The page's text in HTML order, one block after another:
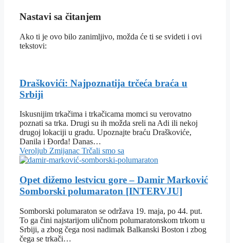
Nastavi sa čitanjem
Ako ti je ovo bilo zanimljivo, možda će ti se svideti i ovi
tekstovi:
Draškovići: Najpoznatija trčeća braća u
Srbiji
Iskusnijim trkačima i trkačicama momci su verovatno
poznati sa trka. Drugi su ih možda sreli na Adi ili nekoj
drugoj lokaciji u gradu. Upoznajte braću Draškoviće,
Danila i Đorđa! Danas…
Veroljub Zmijanac Trčali smo sa
Opet dižemo lestvicu gore – Damir Marković
Somborski polumaraton [INTERVJU]
Somborski polumaraton se održava 19. maja, po 44. put.
To ga čini najstarijom uličnom polumaratonskom trkom u
Srbiji, a zbog čega nosi nadimak Balkanski Boston i zbog
čega se trkači…